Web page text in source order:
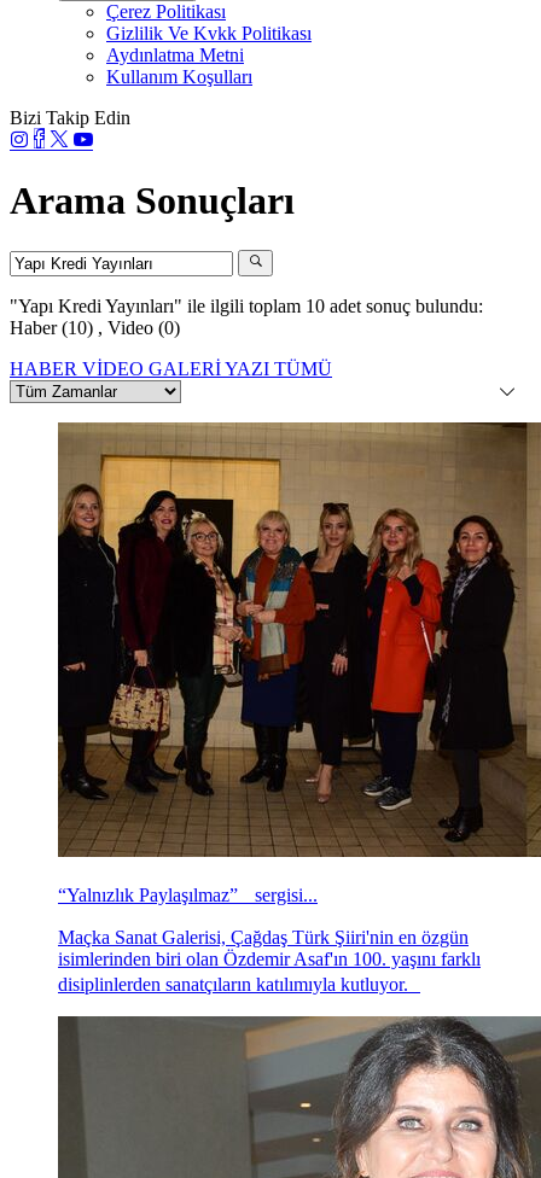
Çerez Politikası
Gizlilik Ve Kvkk Politikası
Aydınlatma Metni
Kullanım Koşulları
Bizi Takip Edin
Arama Sonuçları
"Yapı Kredi Yayınları" ile ilgili toplam 10 adet sonuç bulundu:
Haber (10) , Video (0)
HABER VİDEO GALERİYAZI TÜMÜ
“Yalnızlık Paylaşılmaz” sergisi...
Maçka Sanat Galerisi, Çağdaş Türk Şiiri'nin en özgün
isimlerinden biri olan Özdemir Asaf'ın 100. yaşını farklı
disiplinlerden sanatçıların katılımıyla kutluyor.